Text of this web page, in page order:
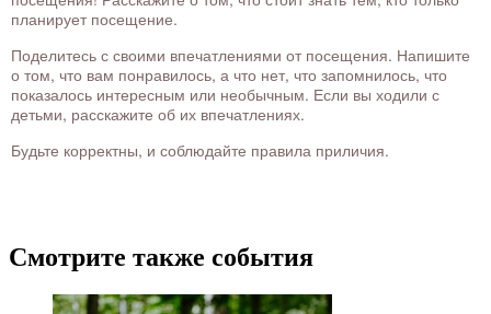
планирует посещение.
Поделитесь с своими впечатлениями от посещения. Напишите
о том, что вам понравилось, а что нет, что запомнилось, что
показалось интересным или необычным. Если вы ходили с
детьми, расскажите об их впечатлениях.
Будьте корректны, и соблюдайте правила приличия.
Смотрите также события